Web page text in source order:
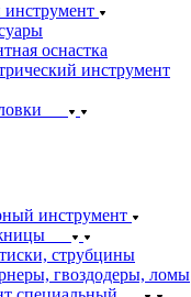
оснастка
инструмент
инструмент
струбцины
гвоздодеры, ломы